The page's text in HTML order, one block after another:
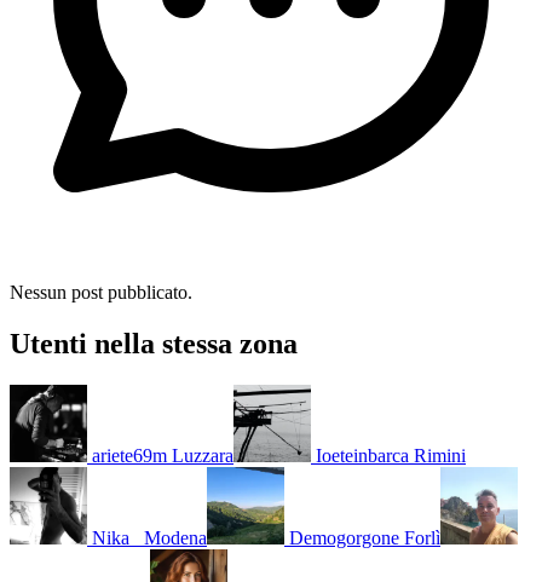
Nessun post pubblicato.
Utenti nella stessa zona
ariete69m Luzzara Ioeteinbarca Rimini
Nika_ Modena Demogorgone Forlì